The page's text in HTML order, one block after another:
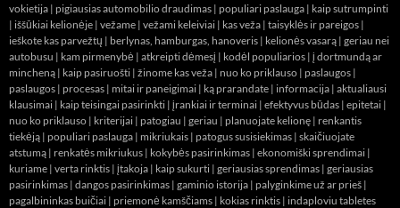
vokietija | pigiausias automobilio draudimas | populiari paslauga | kaip sutrumpinti
| iššūkiai kelionėje | vežame | vežami keleiviai | kas veža | taisyklės ir pareigos |
ieškote kas parvežtų | berlynas, hamburgas, hanoveris | kelionės vasarą | geriau nei
autobusu | kam pirmenybė | atkreipti dėmesį | kodėl populiarios | į dortmundą ar
mincheną | kaip pasiruošti | žinome kas veža | nuo ko priklauso | paslaugos |
paslaugos | procesas | mitai ir paneigimai | ką prarandate | informacija | aktualiausi
klausimai | kaip teisingai pasirinkti | įrankiai ir terminai | efektyvus būdas | epitetai |
nuo ko priklauso | kriterijai | patogiau | geriau | planuojate kelionę | renkantis
tiekėją | populiari paslauga | mikriukais | patogus susisiekimas | skaičiuojate
atstumą | renkatės mikriukus | kokybės pasirinkimas | ekonomiški sprendimai |
kuriame | verta rinktis | įtakoja | kaip sukurti | geriausias sprendimas | geriausias
pasirinkimas | dangos pasirinkimas | gaminio istorija | palyginkime už ar prieš |
pagalbininkas buičiai | priemonė kamščiams | kokias rinktis | indaploviu tabletes